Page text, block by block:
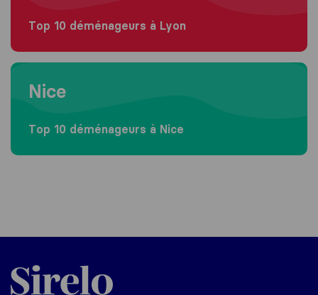
Top 10 déménageurs à Lyon
Moving to Nice
Nice
Top 10 déménageurs à Nice
Sirelo.fr